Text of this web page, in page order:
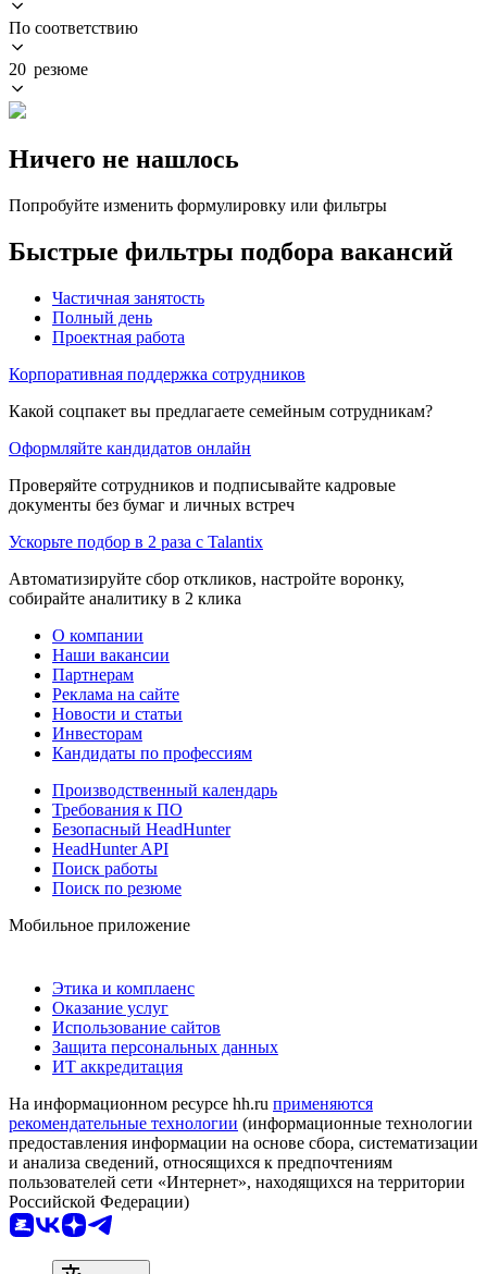
По соответствию
20 резюме
Ничего не нашлось
Попробуйте изменить формулировку или фильтры
Быстрые фильтры подбора вакансий
Частичная занятость
Полный день
Проектная работа
Корпоративная поддержка сотрудников
Какой соцпакет вы предлагаете семейным сотрудникам?
Оформляйте кандидатов онлайн
Проверяйте сотрудников и подписывайте кадровые
документы без бумаг и личных встреч
Ускорьте подбор в 2 раза с Talantix
Автоматизируйте сбор откликов, настройте воронку,
собирайте аналитику в 2 клика
О компании
Наши вакансии
Партнерам
Реклама на сайте
Новости и статьи
Инвесторам
Кандидаты по профессиям
Производственный календарь
Требования к ПО
Безопасный HeadHunter
HeadHunter API
Поиск работы
Поиск по резюме
Мобильное приложение
Этика и комплаенс
Оказание услуг
Использование сайтов
Защита персональных данных
ИТ аккредитация
На информационном ресурсе hh.ru применяются
рекомендательные технологии (информационные технологии
предоставления информации на основе сбора, систематизации
и анализа сведений, относящихся к предпочтениям
пользователей сети «Интернет», находящихся на территории
Российской Федерации)